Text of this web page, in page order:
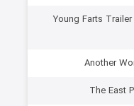
دانلود مستند قطعات تریلر یانگ فارتز Young Farts Trailer